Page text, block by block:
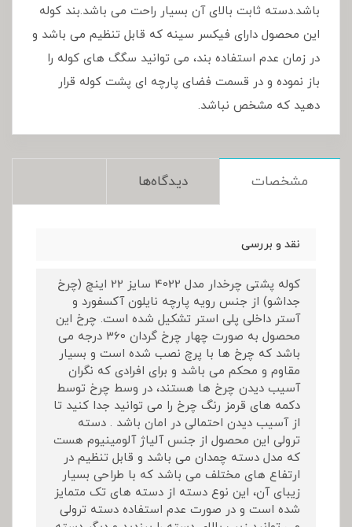
باشد.دسته ثابت بالای آن بسیار راحت می باشد.بند کوله
این محصول دارای فیکسر سینه که قابل تنظیم می باشد و
در زمان عدم استفاده بند، می توانید سگگ های کوله را
باز نموده و در قسمت فضای پارچه ای پشت کوله قرار
دهید که مشخص نباشد.
مشخصات دیدگاه‌ها
نقد و بررسی
کوله پشتی چرخدار مدل 4022 سایز 22 اینچ (چرخ
جداشو) از جنس رویه پارچه نایلون آکسفورد و
آستر داخلی پلی استر تشکیل شده است. چرخ این
محصول به صورت چهار چرخ گردان 360 درجه می
باشد که چرخ ها با پرچ نصب شده است و بسیار
مقاوم و محکم می باشد و برای افرادی که نگران
آسیب دیدن چرخ ها هستند، در وسط چرخ توسط
دکمه های قرمز رنگ چرخ را می توانید جدا کنید تا
از آسیب دیدن احتمالی در امان باشد . دسته
ترولی این محصول از جنس آلیاژ آلومینیوم هست
که مدل دسته چمدان می باشد و قابل تنظیم در
ارتفاع های مختلف می باشد که با طراحی بسیار
زیبای آن، این نوع دسته از دسته های تک متمایز
شده است و در صورت عدم استفاده دسته ترولی